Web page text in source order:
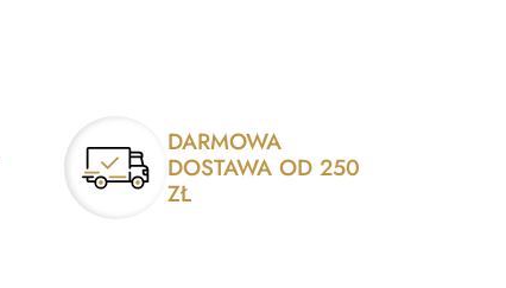
DARMOWA
DOSTAWA OD 250
ZŁ